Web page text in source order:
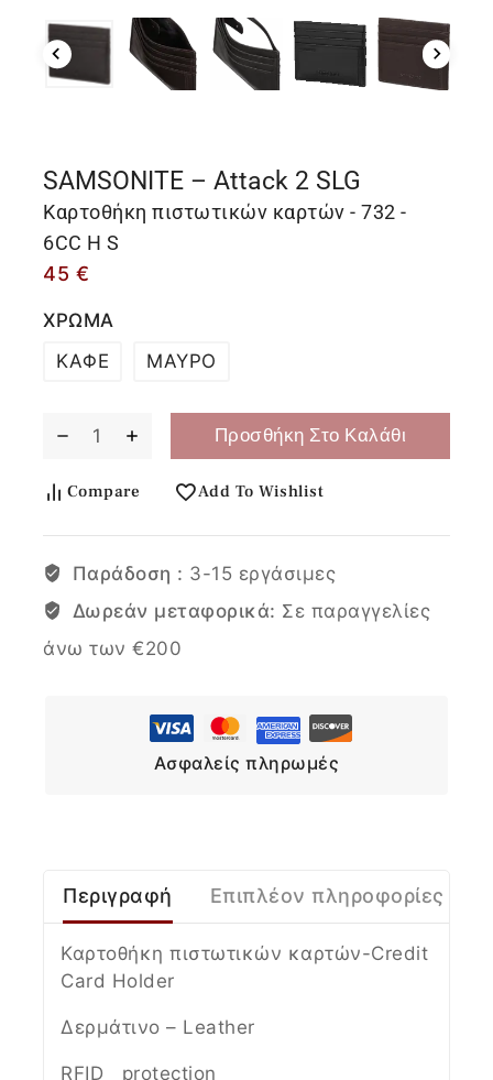
SAMSONITE – Attack 2 SLG
Καρτοθήκη πιστωτικών καρτών - 732 -
6CC H S
45 €
ΧΡΩΜΑ
ΚΑΦΕ
ΜΑΥΡΟ
Προσθήκη Στο Καλάθι
Compare Add To Wishlist
Παράδοση : 3-15 εργάσιμες
Δωρεάν μεταφορικά: Σε παραγγελίες
άνω των €200
Ασφαλείς πληρωμές
Περιγραφή Επιπλέον πληροφορίες
Καρτοθήκη πιστωτικών καρτών-Credit
Card Holder
Δερμάτινο – Leather
RFID protection